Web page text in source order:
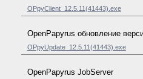
OPpyClient_12.5.11(41443).exe
OpenPapyrus обновление
OPpyUpdate_12.5.11(41443).exe
OpenPapyrus JobServer